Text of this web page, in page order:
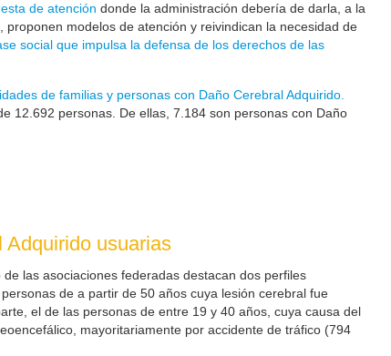
de atención donde la administración debería de darla, a la
modelos de atención y reivindican la necesidad de
social que impulsa la defensa de los derechos de las
de familias y personas con Daño Cerebral Adquirido.
12.692 personas. De ellas, 7.184 son personas con Daño
Adquirido usuarias
las asociaciones federadas destacan dos perfiles
de a partir de 50 años cuya lesión cerebral fue
el de las personas de entre 19 y 40 años, cuya causa del
mayoritariamente por accidente de tráfico (794